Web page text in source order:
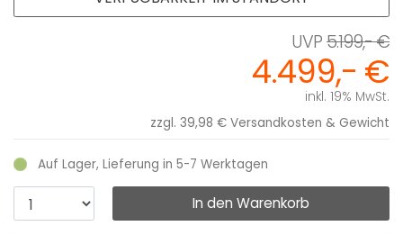
5.199,- €
4.499,- €
inkl. 19% MwSt.
zzgl. 39,98 € Versandkosten & Gewicht
Auf Lager, Lieferung in 5-7 Werktagen
In den Warenkorb